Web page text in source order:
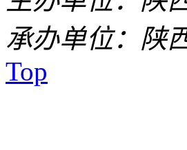
承办单位：陕
Top